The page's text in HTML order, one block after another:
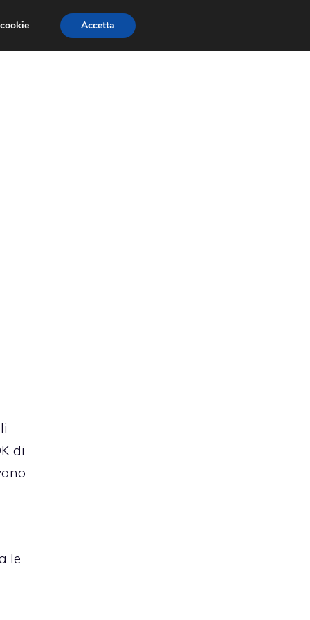
EVENTI E FIERE
di
le
Accetta